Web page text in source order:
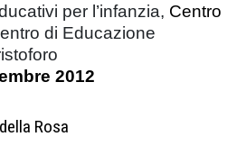
per l’infanzia, Centro
di Educazione
2012
Rosa